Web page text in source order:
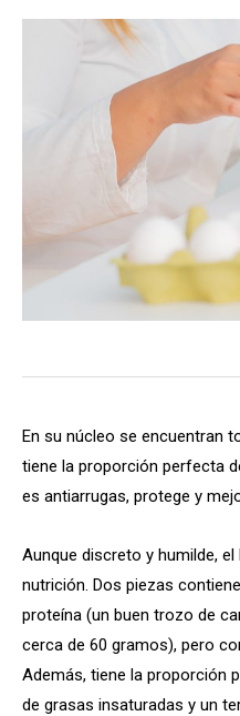
En su núcleo se encuentran
tiene la proporción perfecta
es antiarrugas, protege y
Aunque discreto y humilde,
nutrición. Dos piezas
proteína (un buen trozo de
cerca de 60 gramos), pero
Además, tiene la proporción
de grasas insaturadas y un